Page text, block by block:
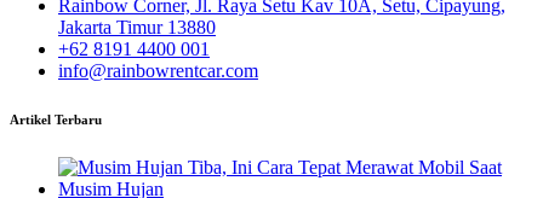
Rainbow Corner, Jl. Raya Setu Kav 10A, Setu, Cipayung,
Jakarta Timur 13880
+62 8191 4400 001
info@rainbowrentcar.com
Artikel Terbaru